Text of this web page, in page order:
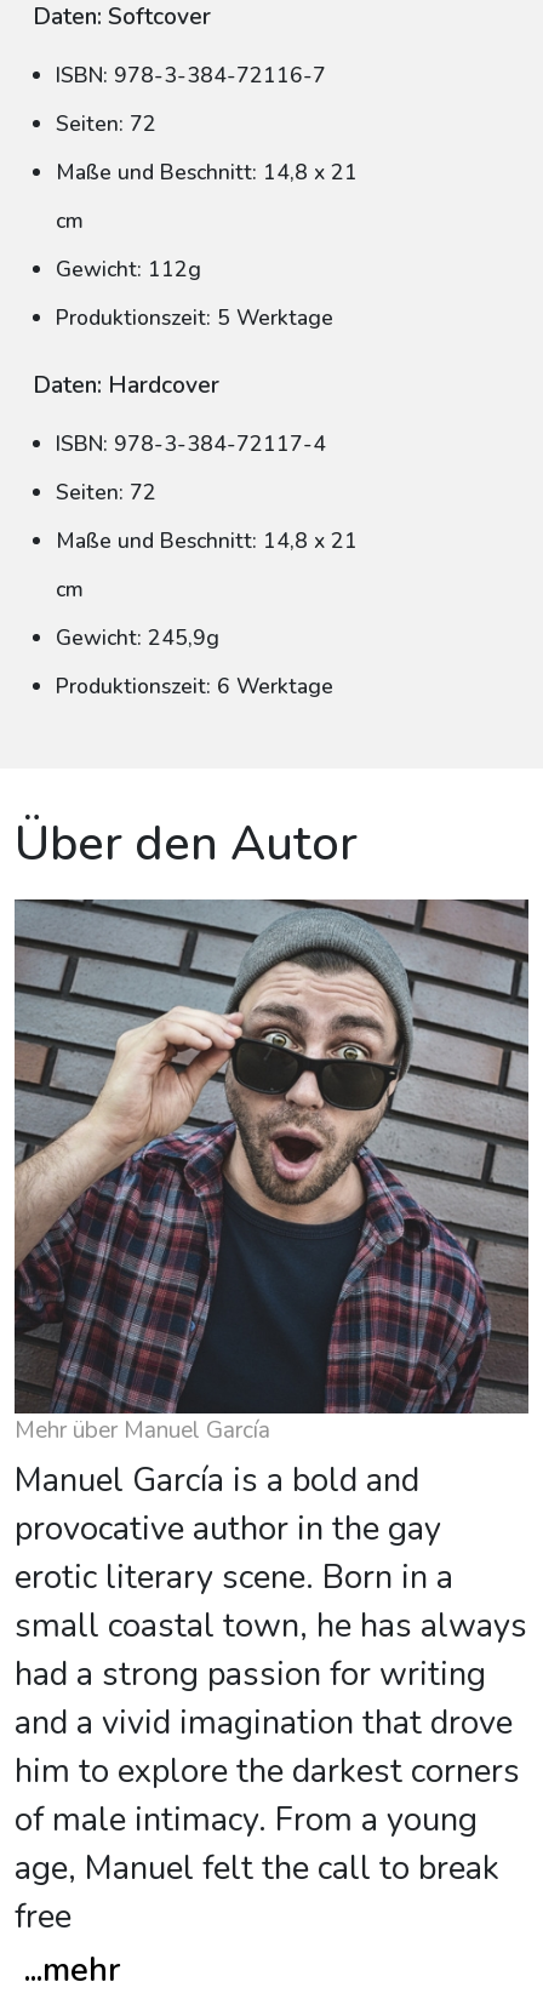
Daten: Softcover
ISBN: 978-3-384-72116-7
Seiten: 72
Maße und Beschnitt: 14,8 x 21
cm
Gewicht: 112g
Produktionszeit: 5 Werktage
Daten: Hardcover
ISBN: 978-3-384-72117-4
Seiten: 72
Maße und Beschnitt: 14,8 x 21
cm
Gewicht: 245,9g
Produktionszeit: 6 Werktage
Über den Autor
Mehr über Manuel García
Manuel García is a bold and
provocative author in the gay
erotic literary scene. Born in a
small coastal town, he has always
had a strong passion for writing
and a vivid imagination that drove
him to explore the darkest corners
of male intimacy. From a young
age, Manuel felt the call to break
free
...mehr